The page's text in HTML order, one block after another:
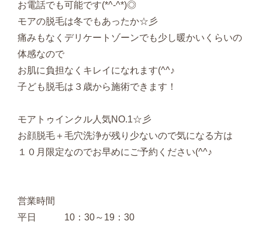
お電話でも可能です(*^-^*)◎
モアの脱毛は冬でもあったか☆彡
痛みもなくデリケートゾーンでも少し暖かいくらいの
体感なので
お肌に負担なくキレイになれます(^^♪
子ども脱毛は３歳から施術できます！
モアトゥインクル人気NO.1☆彡
お顔脱毛＋毛穴洗浄が残り少ないので気になる方は
１０月限定なのでお早めにご予約ください(^^♪
営業時間
平日 10：30～19：30